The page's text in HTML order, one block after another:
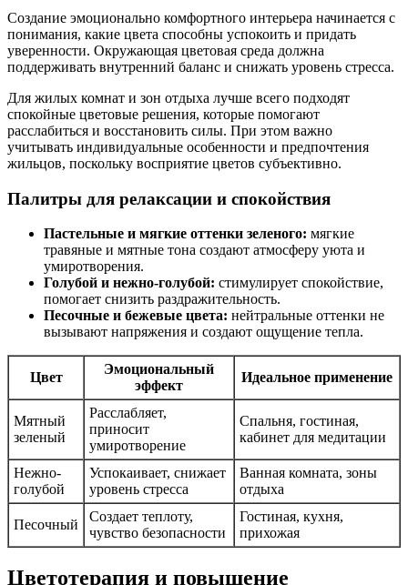
Создание эмоционально комфортного интерьера начинается с
понимания, какие цвета способны успокоить и придать
уверенности. Окружающая цветовая среда должна
поддерживать внутренний баланс и снижать уровень стресса.
Для жилых комнат и зон отдыха лучше всего подходят
спокойные цветовые решения, которые помогают
расслабиться и восстановить силы. При этом важно
учитывать индивидуальные особенности и предпочтения
жильцов, поскольку восприятие цветов субъективно.
Палитры для релаксации и спокойствия
Пастельные и мягкие оттенки зеленого: мягкие
травяные и мятные тона создают атмосферу уюта и
умиротворения.
Голубой и нежно-голубой: стимулирует спокойствие,
помогает снизить раздражительность.
Песочные и бежевые цвета: нейтральные оттенки не
вызывают напряжения и создают ощущение тепла.
Цвет
Эмоциональный
эффект
Идеальное применение
Мятный
зеленый
Расслабляет,
приносит
умиротворение
Спальня, гостиная,
кабинет для медитации
Нежно-
голубой
Успокаивает, снижает
уровень стресса
Ванная комната, зоны
отдыха
Песочный
Создает теплоту,
чувство безопасности
Гостиная, кухня,
прихожая
Цветотерапия и повышение